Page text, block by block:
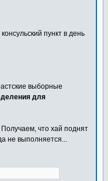
пункт в день
выборные
для
что хай поднят
не выполняется...